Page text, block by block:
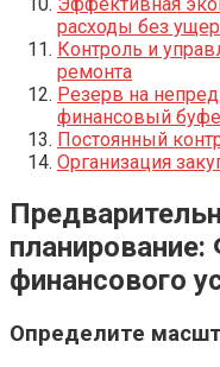
расходы без
Контроль и
ремонта
Резерв на
финансовый
Постоянный
Организация
финансового
Определите